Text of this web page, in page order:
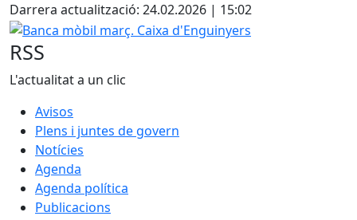
Darrera actualització: 24.02.2026 | 15:02
Banca mòbil març. Caixa d'Enguinyers
RSS
L'actualitat a un clic
Avisos
Plens i juntes de govern
Notícies
Agenda
Agenda política
Publicacions